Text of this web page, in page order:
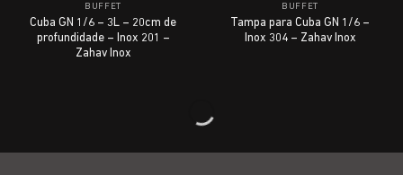
BUFFET
Cuba GN 1/6 – 3L – 20cm de
profundidade – Inox 201 –
Zahav Inox
BUFFET
Tampa para Cuba GN 1/6 –
Inox 304 – Zahav Inox